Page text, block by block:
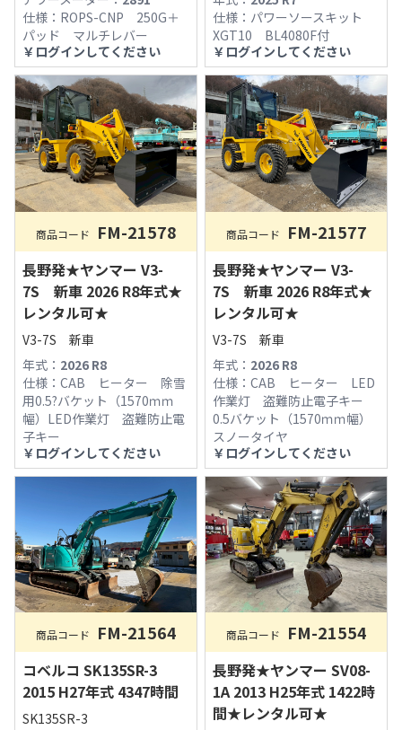
仕様： ROPS-CNP 250G＋
パッド マルチレバー
￥ ログインしてください
仕様： パワーソースキット
XGT10 BL4080F付
￥ ログインしてください
商品コード FM-21578
長野発★ヤンマー V3-
7S 新車 2026 R8年式★
レンタル可★
V3-7S 新車
年式： 2026 R8
仕様： CAB ヒーター 除雪
用0.5?バケット（1570ｍｍ
幅）LED作業灯 盗難防止電
子キー
￥ ログインしてください
商品コード FM-21577
長野発★ヤンマー V3-
7S 新車 2026 R8年式★
レンタル可★
V3-7S 新車
年式： 2026 R8
仕様： CAB ヒーター LED
作業灯 盗難防止電子キー
0.5バケット（1570ｍｍ幅）
スノータイヤ
￥ ログインしてください
商品コード FM-21564
コベルコ SK135SR-3
2015 H27年式 4347時間
SK135SR-3
商品コード FM-21554
長野発★ヤンマー SV08-
1A 2013 H25年式 1422時
間★レンタル可★